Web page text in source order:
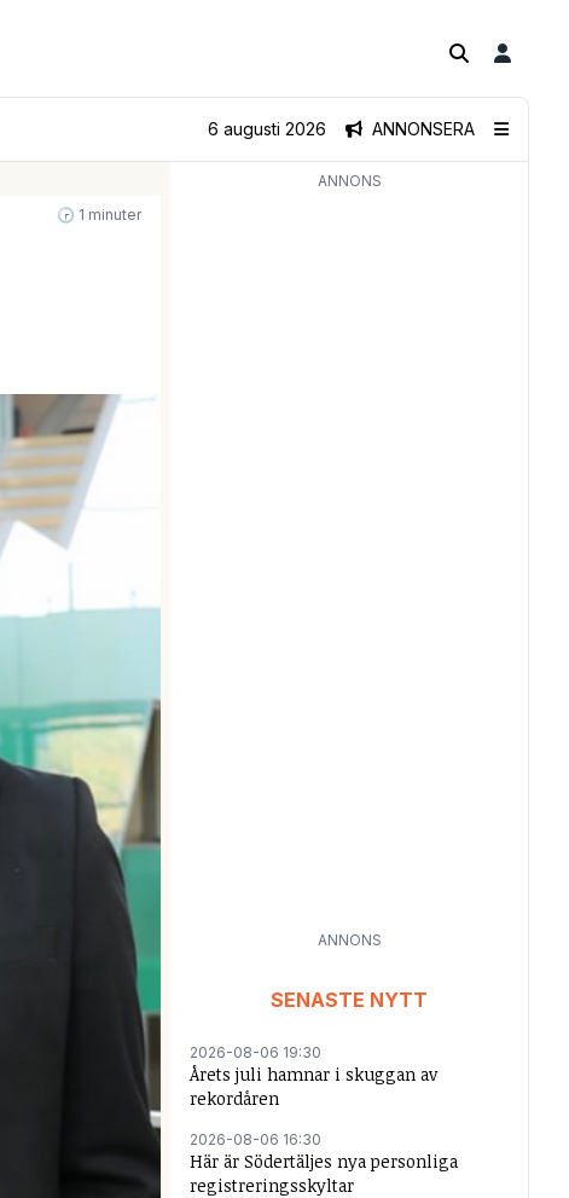
ANNONSERA
6 augusti 2026
🕝 1 minuter
ANNONS
ANNONS
SENASTE NYTT
2026-08-06 19:30
Årets juli hamnar i skuggan av
rekordåren
2026-08-06 16:30
Här är Södertäljes nya personliga
registreringsskyltar